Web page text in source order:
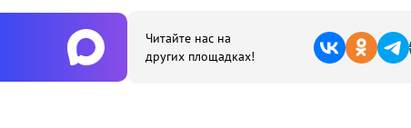
Читайте нас на
других площадках!